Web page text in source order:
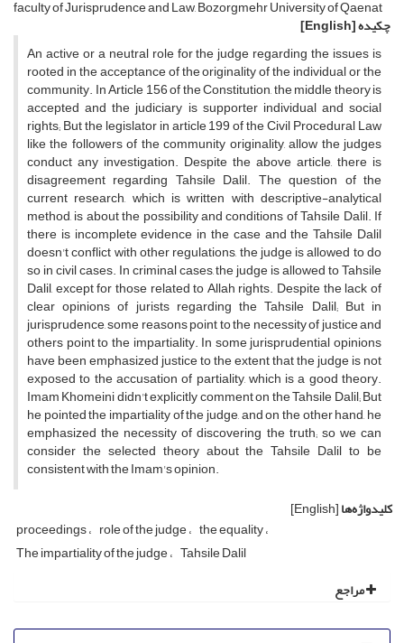
faculty of Jurisprudence and Law, Bozorgmehr University of Qaenat
چکیده[English]
An active or a neutral role for the judge regarding the issues is
rooted in the acceptance of the originality of the individual or the
community. In Article 156 of the Constitution, the middle theory is
accepted and the judiciary is supporter individual and social
rights; But the legislator in article 199 of the Civil Procedural Law
like the followers of the community originality, allow the judges
conduct any investigation. Despite the above article, there is
disagreement regarding Tahsile Dalil. The question of the
current research, which is written with descriptive-analytical
method, is about the possibility and conditions of Tahsile Dalil. If
there is incomplete evidence in the case and the Tahsile Dalil
doesn't conflict with other regulations, the judge is allowed to do
so in civil cases. In criminal cases, the judge is allowed to Tahsile
Dalil, except for those related to Allah rights. Despite the lack of
clear opinions of jurists regarding the Tahsile Dalil; But in
jurisprudence, some reasons point to the necessity of justice and
others point to the impartiality. In some jurisprudential opinions
have been emphasized justice to the extent that the judge is not
exposed to the accusation of partiality, which is a good theory.
Imam Khomeini didn't explicitly comment on the Tahsile Dalil; But
he pointed the impartiality of the judge, and on the other hand, he
emphasized the necessity of discovering the truth; so we can
consider the selected theory about the Tahsile Dalil to be
consistent with the Imam's opinion.
کلیدواژه‌ها[English]
proceedings role of the judge the equality
The impartiality of the judge Tahsile Dalil
مراجع